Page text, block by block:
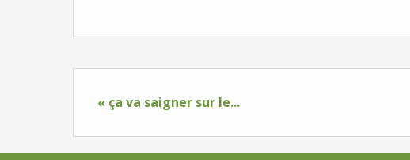
« ça va saigner sur le...